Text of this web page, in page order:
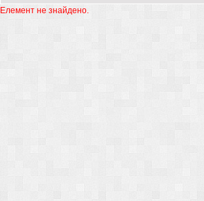
Елемент не знайдено.